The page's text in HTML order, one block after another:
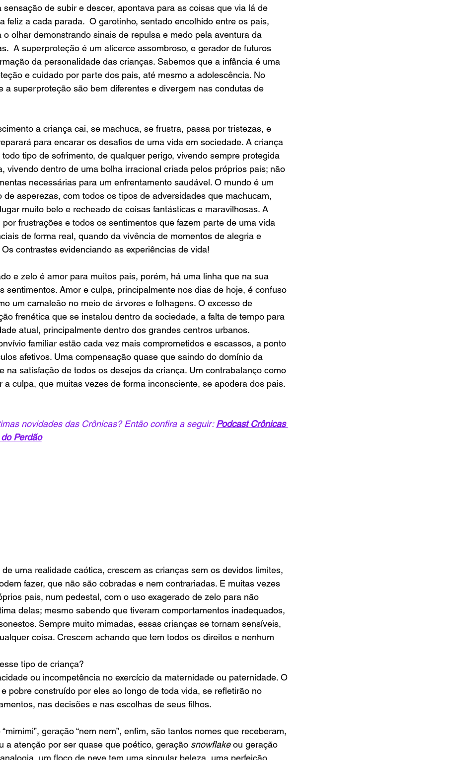
sensação de subir e descer, apontava para as coisas que via lá de
feliz a cada parada.  O garotinho, sentado encolhido entre os pais,
olhar demonstrando sinais de repulsa e medo pela aventura da
A superproteção é um alicerce assombroso, e gerador de futuros
da personalidade das crianças. Sabemos que a infância é uma
e cuidado por parte dos pais, até mesmo a adolescência. No
a superproteção são bem diferentes e divergem nas condutas de
a criança cai, se machuca, se frustra, passa por tristezas, e
para encarar os desafios de uma vida em sociedade. A criança
tipo de sofrimento, de qualquer perigo, vivendo sempre protegida
vivendo dentro de uma bolha irracional criada pelos próprios pais; não
necessárias para um enfrentamento saudável. O mundo é um
de asperezas, com todos os tipos de adversidades que machucam,
muito belo e recheado de coisas fantásticas e maravilhosas. A
frustrações e todos os sentimentos que fazem parte de uma vida
de forma real, quando da vivência de momentos de alegria e
contrastes evidenciando as experiências de vida!
e zelo é amor para muitos pais, porém, há uma linha que na sua
sentimentos. Amor e culpa, principalmente nos dias de hoje, é confuso
um camaleão no meio de árvores e folhagens. O excesso de
frenética que se instalou dentro da sociedade, a falta de tempo para
atual, principalmente dentro dos grandes centros urbanos.
familiar estão cada vez mais comprometidos e escassos, a ponto
afetivos. Uma compensação quase que saindo do domínio da
na satisfação de todos os desejos da criança. Um contrabalanço como
a culpa, que muitas vezes de forma inconsciente, se apodera dos pais.
novidades das Crônicas? Então confira a seguir: Podcast Crônicas
Perdão
uma realidade caótica, crescem as crianças sem os devidos limites,
fazer, que não são cobradas e nem contrariadas. E muitas vezes
pais, num pedestal, com o uso exagerado de zelo para não
delas; mesmo sabendo que tiveram comportamentos inadequados,
Sempre muito mimadas, essas crianças se tornam sensíveis,
coisa. Crescem achando que tem todos os direitos e nenhum
tipo de criança?
ou incompetência no exercício da maternidade ou paternidade. O
pobre construído por eles ao longo de toda vida, se refletirão no
nas decisões e nas escolhas de seus filhos.
geração “nem nem”, enfim, são tantos nomes que receberam,
a atenção por ser quase que poético, geração snowflake ou geração
um floco de neve tem uma singular beleza, uma perfeição,